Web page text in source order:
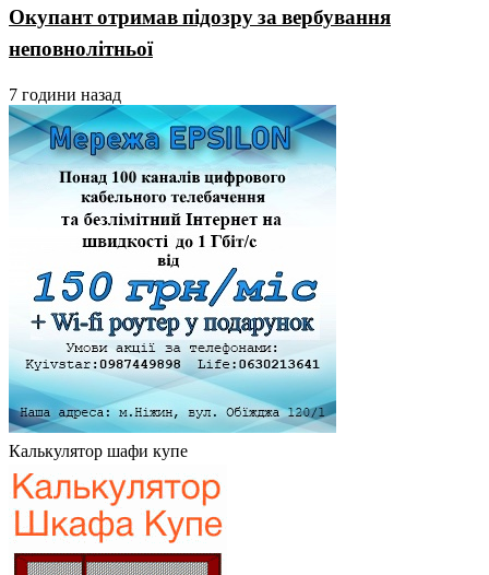
Окупант отримав підозру за вербування
неповнолітньої
7 години назад
Калькулятор шафи купе